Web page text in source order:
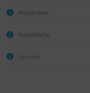
Produktserie
Produktfarbe
Garantie